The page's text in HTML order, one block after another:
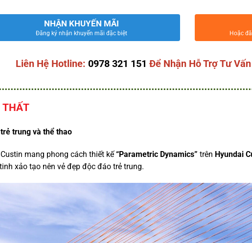
NHẬN KHUYẾN MÃI
Đăng ký nhận khuyến mãi đặc biệt Hoặc
Liên Hệ Hotline: 0978 321 151 Để Nhận Hỗ Trợ Tư
THẤT
trung và thể thao
mang phong cách thiết kế“Parametric Dynamics” trên Hyundai
xảo tạo nên vẻ đẹp độc đáo trẻ trung.